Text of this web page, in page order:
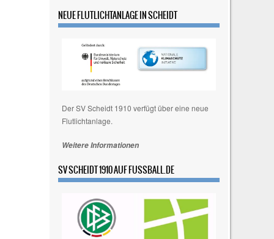
w
e
NEUE FLUTLICHTANLAGE IN SCHEIDT
Der SV Scheidt 1910 verfügt über eine neue
Flutlichtanlage.
Weitere Informationen
SV SCHEIDT 1910 AUF FUSSBALL.DE